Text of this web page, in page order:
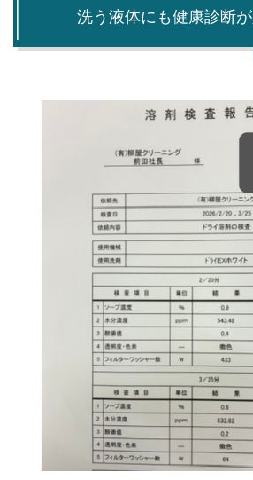
洗う液体にも健康診断